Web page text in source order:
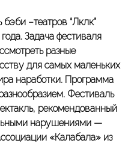
–театров “Ләкләк”
. Задача фестиваля
разные
для самых маленьких
наработки. Программа
Фестиваль
рекомендованный
нарушениями —
«Калабала» из